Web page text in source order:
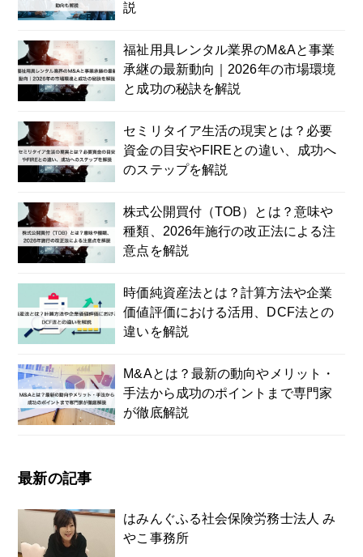
説
福祉用具レンタル業界のM&Aと事業
承継の最新動向｜2026年の市場環境
と成功の秘訣を解説
セミリタイア生活の現実とは？必要
資金の目安やFIREとの違い、成功へ
のステップを解説
株式公開買付（TOB）とは？意味や
種類、2026年施行の改正法による注
意点を解説
時価純資産法とは？計算方法や企業
価値評価における活用、DCF法との
違いを解説
M&Aとは？最新の動向やメリット・
手法から成功のポイントまで専門家
が徹底解説
最新の記事
はみんぐふる社会保険労務士法人 み
やこ事務所